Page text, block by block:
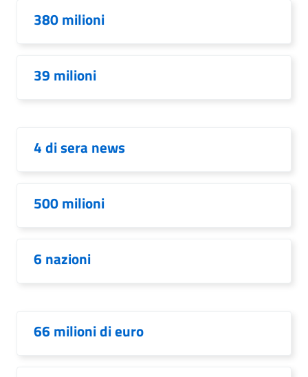
380 milioni
39 milioni
4 di sera news
500 milioni
6 nazioni
66 milioni di euro